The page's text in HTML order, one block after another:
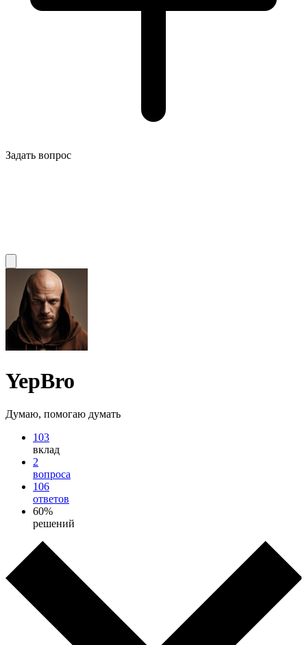
Задать вопрос
YepBro
Думаю, помогаю думать
103
вклад
2
вопроса
106
ответов
60%
решений